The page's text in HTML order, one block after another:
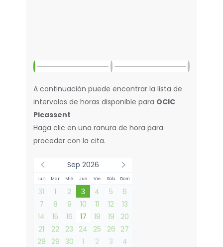
A continuación puede encontrar la lista de
intervalos de horas disponible para OCIC
Picassent
Haga clic en una ranura de hora para
proceder con la cita.
Sep 2026
Lun Mar Mié Jue Vie Sáb Dom
31 1 2 3 4 5
6
7
8 9 10 11 12
13
14
15 16 17 18 19
20
21
22 23 24 25 26 27
28
29 30 1 2 3 4